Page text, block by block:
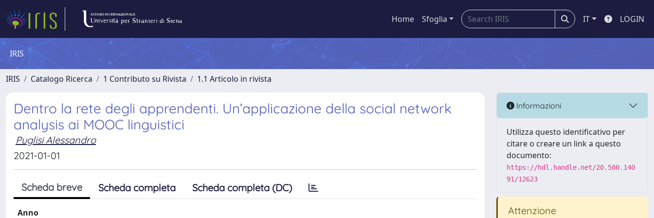
Home Sfoglia IT LOGIN
IRIS
IRIS Catalogo Ricerca 1 Contributo su Rivista 1.1 Articolo in rivista
Dentro la rete degli apprendenti. Un’applicazione della social network
analysis ai MOOC linguistici
Puglisi Alessandro
2021-01-01
Scheda breve Scheda completa Scheda completa (DC)
Anno
Informazioni
Utilizza questo identificativo per
citare o creare un link a questo
documento:
https://hdl.handle.net/20.500.140
91/12623
Attenzione